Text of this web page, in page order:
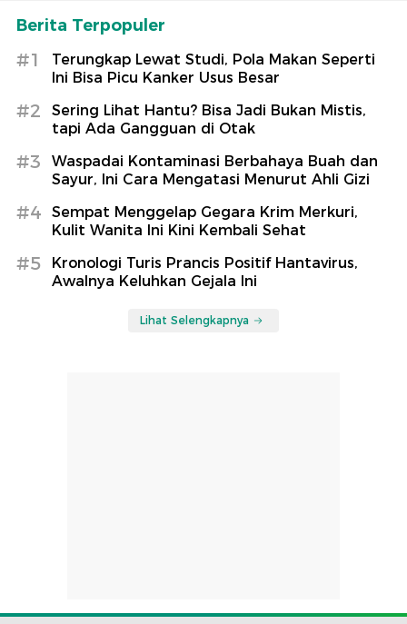
Berita Terpopuler
#1
Terungkap Lewat Studi, Pola Makan Seperti
Ini Bisa Picu Kanker Usus Besar
#2
Sering Lihat Hantu? Bisa Jadi Bukan Mistis,
tapi Ada Gangguan di Otak
#3
Waspadai Kontaminasi Berbahaya Buah dan
Sayur, Ini Cara Mengatasi Menurut Ahli Gizi
#4
Sempat Menggelap Gegara Krim Merkuri,
Kulit Wanita Ini Kini Kembali Sehat
#5
Kronologi Turis Prancis Positif Hantavirus,
Awalnya Keluhkan Gejala Ini
Lihat Selengkapnya